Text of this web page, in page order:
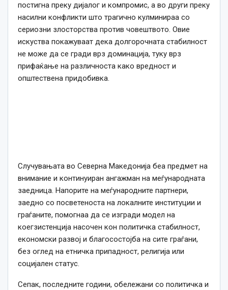
постигна преку дијалог и компромис, а во други преку
насилни конфликти што трагично кулминираа со
сериозни злосторства против човештвото. Овие
искуства покажуваат дека долгорочната стабилност
не може да се гради врз доминација, туку врз
прифаќање на различноста како вредност и
општествена придобивка.
Случувањата во Северна Македонија беа предмет на
внимание и континуиран ангажман на меѓународната
заедница. Напорите на меѓународните партнери,
заедно со посветеноста на локалните институции и
граѓаните, помогнаа да се изгради модел на
коегзистенција насочен кон политичка стабилност,
економски развој и благосостојба на сите граѓани,
без оглед на етничка припадност, религија или
социјален статус.
Сепак, последните години, обележани со политичка и